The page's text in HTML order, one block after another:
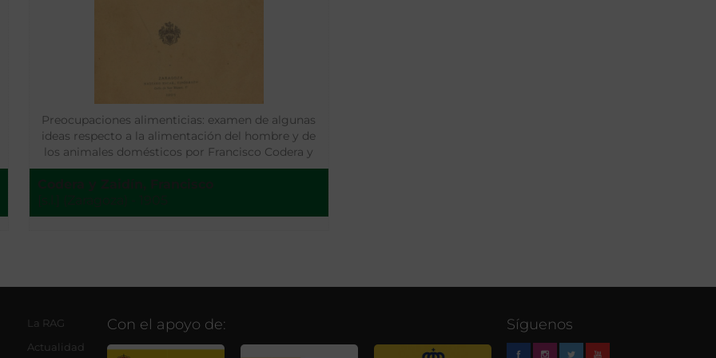
Preocupaciones alimenticias: examen de algunas
ideas respecto a la alimentación del hombre y de
los animales domésticos por Francisco Codera y
Zaidín
La RAG
Actualidad
Con el apoyo de: Síguenos